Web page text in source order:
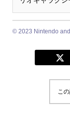
© 2023 Nintendo
こ